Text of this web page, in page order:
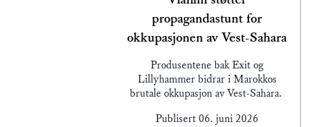
propagandastunt for
okkupasjonen av Vest-Sahara
Produsentene bak Exit og
Lillyhammer bidrar i Marokkos
brutale okkupasjon av Vest-Sahara.
Publisert 06. juni 2026